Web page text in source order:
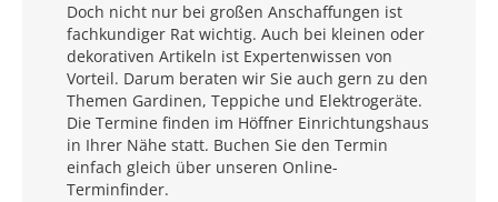
Doch nicht nur bei großen Anschaffungen ist
fachkundiger Rat wichtig. Auch bei kleinen oder
dekorativen Artikeln ist Expertenwissen von
Vorteil. Darum beraten wir Sie auch gern zu den
Themen Gardinen, Teppiche und Elektrogeräte.
Die Termine finden im Höffner Einrichtungshaus
in Ihrer Nähe statt. Buchen Sie den Termin
einfach gleich über unseren Online-
Terminfinder.